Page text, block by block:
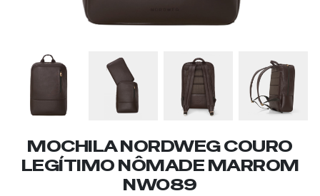
MOCHILA NORDWEG COURO
LEGÍTIMO NÔMADE MARROM
NW089